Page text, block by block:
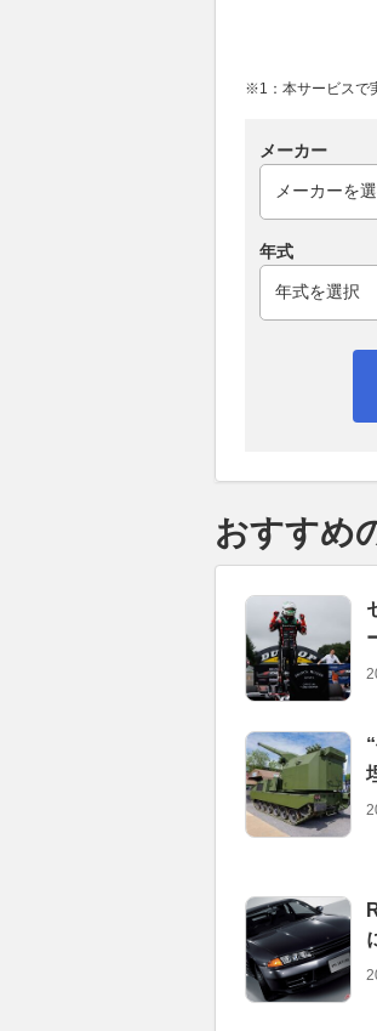
※1：本サービスで
メーカー
年式
おすすめ